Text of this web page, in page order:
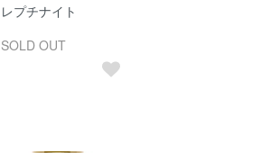
レプチナイト
SOLD OUT